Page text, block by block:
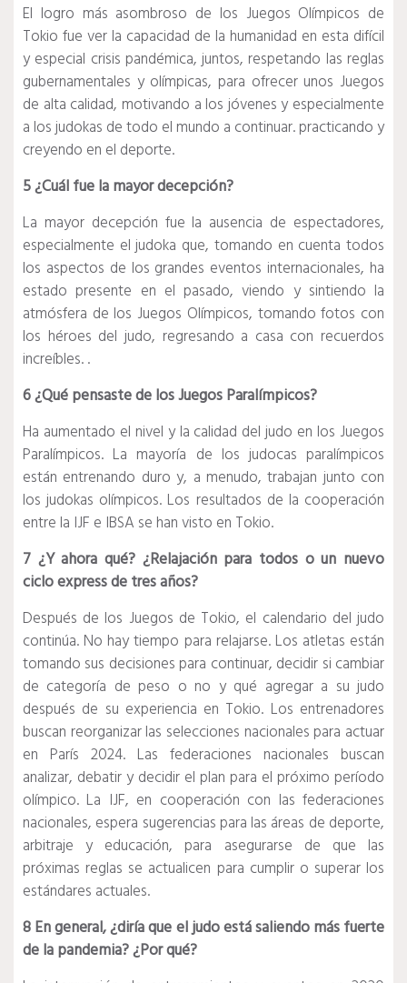
El logro más asombroso de los Juegos Olímpicos de
Tokio fue ver la capacidad de la humanidad en esta difícil
y especial crisis pandémica, juntos, respetando las reglas
gubernamentales y olímpicas, para ofrecer unos Juegos
de alta calidad, motivando a los jóvenes y especialmente
a los judokas de todo el mundo a continuar. practicando y
creyendo en el deporte.
5 ¿Cuál fue la mayor decepción?
La mayor decepción fue la ausencia de espectadores,
especialmente el judoka que, tomando en cuenta todos
los aspectos de los grandes eventos internacionales, ha
estado presente en el pasado, viendo y sintiendo la
atmósfera de los Juegos Olímpicos, tomando fotos con
los héroes del judo, regresando a casa con recuerdos
increíbles. .
6 ¿Qué pensaste de los Juegos Paralímpicos?
Ha aumentado el nivel y la calidad del judo en los Juegos
Paralímpicos. La mayoría de los judocas paralímpicos
están entrenando duro y, a menudo, trabajan junto con
los judokas olímpicos. Los resultados de la cooperación
entre la IJF e IBSA se han visto en Tokio.
7 ¿Y ahora qué? ¿Relajación para todos o un nuevo
ciclo express de tres años?
Después de los Juegos de Tokio, el calendario del judo
continúa. No hay tiempo para relajarse. Los atletas están
tomando sus decisiones para continuar, decidir si cambiar
de categoría de peso o no y qué agregar a su judo
después de su experiencia en Tokio. Los entrenadores
buscan reorganizar las selecciones nacionales para actuar
en París 2024. Las federaciones nacionales buscan
analizar, debatir y decidir el plan para el próximo período
olímpico. La IJF, en cooperación con las federaciones
nacionales, espera sugerencias para las áreas de deporte,
arbitraje y educación, para asegurarse de que las
próximas reglas se actualicen para cumplir o superar los
estándares actuales.
8 En general, ¿diría que el judo está saliendo más fuerte
de la pandemia?¿Por qué?